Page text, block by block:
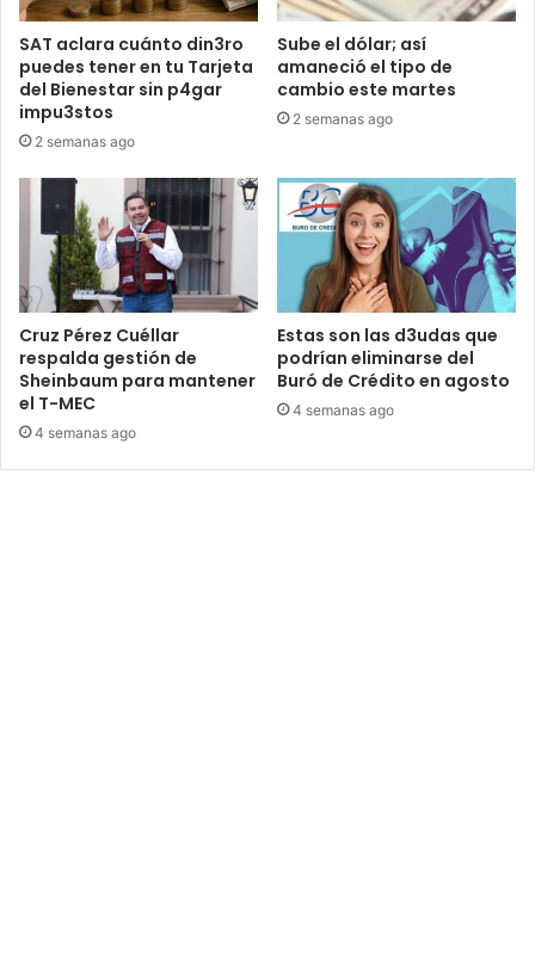
SAT aclara cuánto din3ro
puedes tener en tu Tarjeta
del Bienestar sin p4gar
impu3stos
2 semanas ago
Sube el dólar; así
amaneció el tipo de
cambio este martes
2 semanas ago
Cruz Pérez Cuéllar
respalda gestión de
Sheinbaum para mantener
el T-MEC
4 semanas ago
Estas son las d3udas que
podrían eliminarse del
Buró de Crédito en agosto
4 semanas ago